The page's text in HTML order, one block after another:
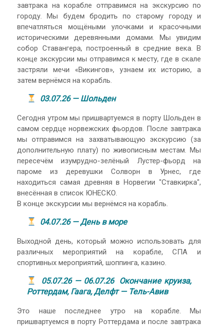
завтрака на корабле отправимся на экскурсию по
городу. Мы будем бродить по старому городу и
впечатляться мощёными улочками и красочными
историческими деревянными домами. Мы увидим
собор Ставангера, построенный в средние века. В
конце экскурсии мы отправимся к месту, где в скале
застряли мечи «Викингов», узнаем их историю, а
затем вернёмся на корабль.
03.07.26 — Шольден
Сегодня утром мы пришвартуемся в порту Шольден в
самом сердце норвежских фьордов. После завтрака
мы отправимся на захватывающую экскурсию (за
дополнительную плату) по живописным местам. Мы
пересечём изумрудно-зелёный Лустер-фьорд на
пароме из деревушки Солворн в Урнес, где
находиться самая древняя в Норвегии "Ставкирка",
внесённая в список ЮНЕСКО.
В конце экскурсии мы вернёмся на корабль.
04.07.26 — День в море
Выходной день, который можно использовать для
различных мероприятий на корабле, СПА и
спортивных мероприятий, шоппинга, казино.
05.07.26 — 06.07.26 Окончание круиза,
Роттердам, Гаага, Делфт — Тель-Авив
Это наше последнее утро на корабле. Мы
пришвартуемся в порту Роттердама и после завтрака